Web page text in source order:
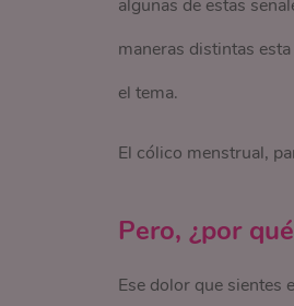
algunas de estas
maneras distintas
el tema.
El cólico menstrual,
Pero, ¿por
Ese dolor que sientes